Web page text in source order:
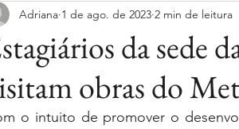
da sede
obras do
Adriana 1 de ago. de 2023 2 min de leitura
o intuito de promover o